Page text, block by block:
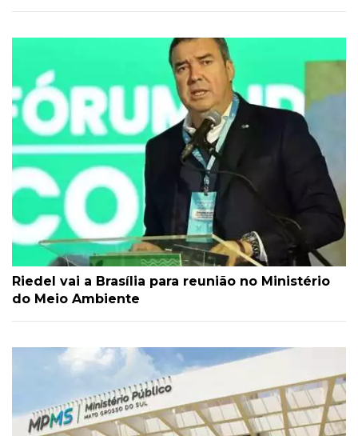
Riedel vai a Brasília para reunião no Ministério
do Meio Ambiente